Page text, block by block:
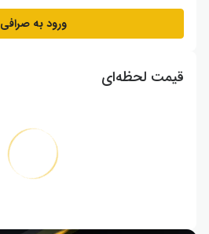
ورود به صرافی
قیمت لحظه‌ای